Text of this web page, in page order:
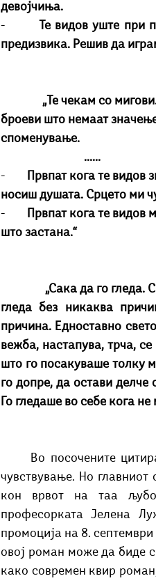
девојчиња.
-
Те видов уште при
предизвика. Решив да
„Те чекам со
броеви што немаат
споменување.
                              ......
- Првпат кога те видов
носиш душата. Срцето ми
- Првпат кога те видов
што застана.“
„Сака да го гледа.
гледа без никаква
причина. Едноставно
вежба, настапува, трча,
што го посакуваше толку
го допре, да остави делче
Го гледаше во себе кога
чувствување. Но
кон врвот на таа
професорката Јелена
промоција на 8.
овој роман може да биде
како современ квир